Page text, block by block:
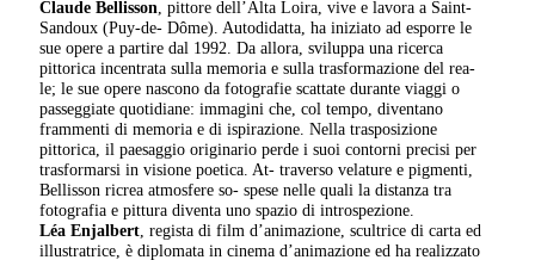
Claude Bellisson , pittore dell’Alta Loira, vive e lavora a Saint-
Sandoux (Puy-de- Dôme). Autodidatta, ha iniziato ad esporre le
sue opere a partire dal 1992. Da allora, sviluppa una ricerca
pittorica incentrata sulla memoria e sulla trasformazione del rea-
le; le sue opere nascono da fotografie scattate durante viaggi o
passeggiate quotidiane: immagini che, col tempo, diventano
frammenti di memoria e di ispirazione. Nella trasposizione
pittorica, il paesaggio originario perde i suoi contorni precisi per
trasformarsi in visione poetica. At- traverso velature e pigmenti,
Bellisson ricrea atmosfere so- spese nelle quali la distanza tra
fotografia e pittura diventa uno spazio di introspezione.
Léa Enjalbert , regista di film d’animazione, scultrice di carta ed
illustratrice, è diplomata in cinema d’animazione ed ha realizzato